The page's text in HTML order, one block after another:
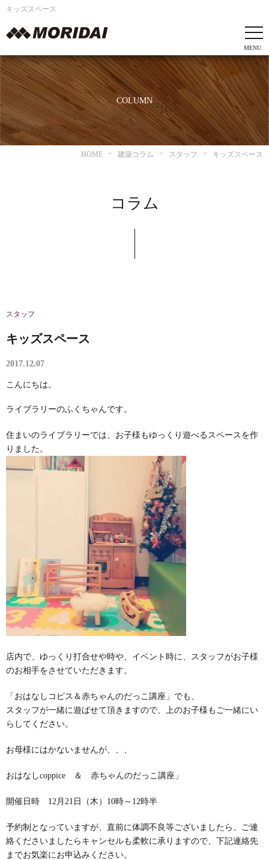
キッズスペース
COLUMN
HOME 建築コラム スタッフ キッズスペース
コラム
スタッフ
キッズスペース
2017.12.07
こんにちは。
ライブラリーのふくちゃんです。
住まいのライブラリーでは、お子様もゆっくり遊べるスペースを作
りました。
店内で、ゆっくり打合せや時や、イベント時に、スタッフがお子様
のお相手をさせていただきます。
「おはなしコピス＆赤ちゃんのだっこ講座」でも、
スタッフが一緒に遊ばせて頂きますので、上のお子様もご一緒にい
らしてください。
お母様にはかないませんが、、、
おはなしcoppice ＆ 赤ちゃんのだっこ講座」
開催日時 12月21日（木）10時～12時半
予約制となっていますが、直前に体調不良等ございましたら、ご連
絡くださいましたらキャンセルも柔軟に承りますので、下記連絡先
までお気楽にお申込みください。